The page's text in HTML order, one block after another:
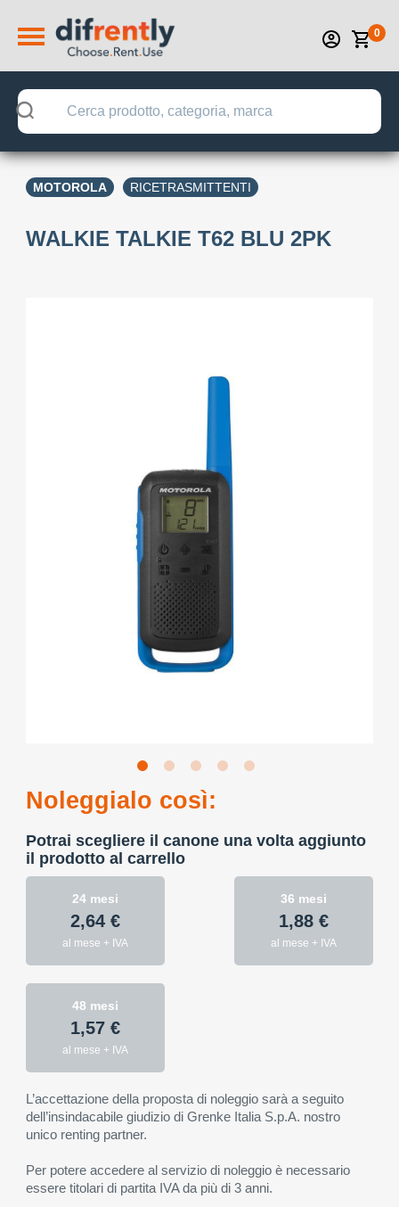
0
MOTOROLA RICETRASMITTENTI
WALKIE TALKIE T62 BLU 2PK
Noleggialo così:
Potrai scegliere il canone una volta aggiunto
il prodotto al carrello
24 mesi
2,64 €
al mese + IVA
36 mesi
1,88 €
al mese + IVA
48 mesi
1,57 €
al mese + IVA
L’accettazione della proposta di noleggio sarà a seguito
dell’insindacabile giudizio di Grenke Italia S.p.A. nostro
unico renting partner.
Per potere accedere al servizio di noleggio è necessario
essere titolari di partita IVA da più di 3 anni.